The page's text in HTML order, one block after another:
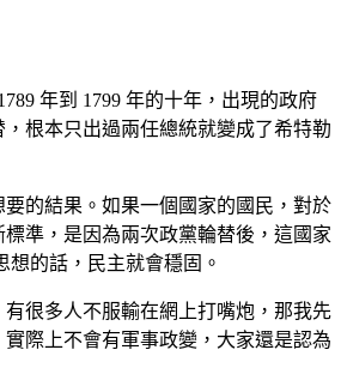
年到 1799 年的十年，出現的政府
根本只出過兩任總統就變成了希特勒
的結果。如果一個國家的國民，對於
準，是因為兩次政黨輪替後，這國家
的話，民主就會穩固。
很多人不服輸在網上打嘴炮，那我先
際上不會有軍事政變，大家還是認為